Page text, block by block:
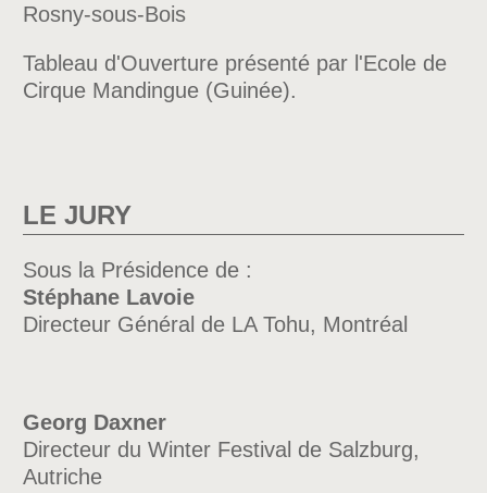
Rosny-sous-Bois
Tableau d'Ouverture présenté par l'Ecole de
Cirque Mandingue (Guinée).
LE JURY
Sous la Présidence de :
Stéphane Lavoie
Directeur Général de LA Tohu, Montréal
Georg Daxner
Directeur du Winter Festival de Salzburg,
Autriche